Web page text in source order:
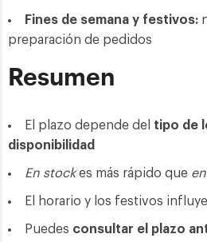
Fines de semana y festivos:
preparación de pedidos
Resumen
El plazo depende del tipo de
disponibilidad
En stockes más rápido que
El horario y los festivos
Puedes consultar el plazo